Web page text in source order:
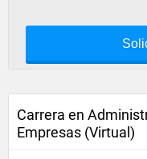
Carrera en
Empresas (Virtual)